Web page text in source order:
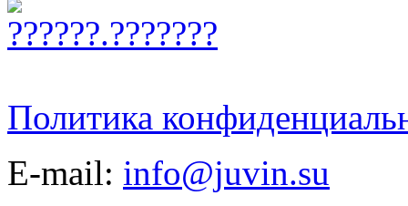
Политика
E-mail: info@juvin.su